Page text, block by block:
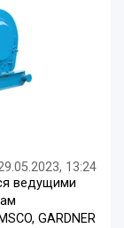
13:24
ведущими
GARDNER